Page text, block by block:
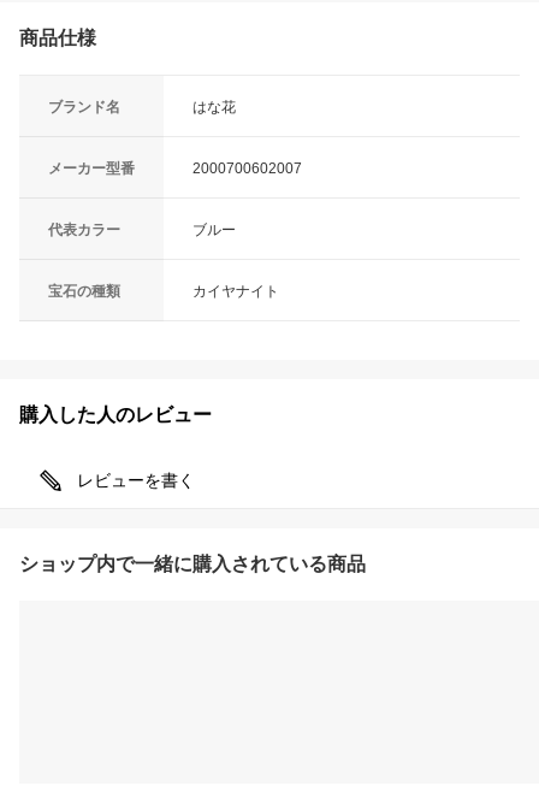
商品仕様
ブランド名 はな花
メーカー型番 2000700602007
代表カラー ブルー
宝石の種類 カイヤナイト
購入した人のレビュー
レビューを書く
ショップ内で一緒に購入されている商品